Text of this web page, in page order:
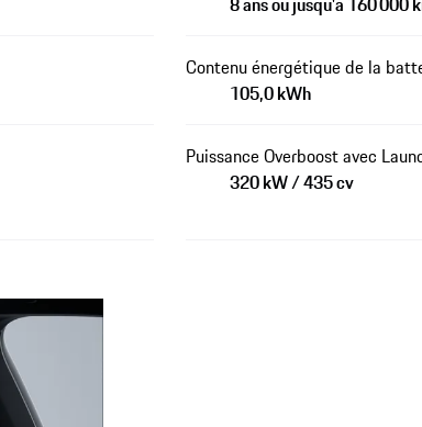
Contenu énergétique de la
105,0 kWh
Puissance Overboost avec
320 kW / 435 cv